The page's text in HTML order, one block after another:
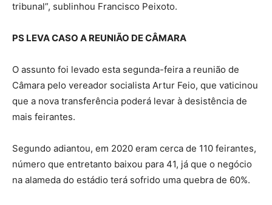
tribunal”, sublinhou Francisco Peixoto.
PS LEVA CASO A REUNIÃO DE CÂMARA
O assunto foi levado esta segunda-feira a reunião de
Câmara pelo vereador socialista Artur Feio, que vaticinou
que a nova transferência poderá levar à desistência de
mais feirantes.
Segundo adiantou, em 2020 eram cerca de 110 feirantes,
número que entretanto baixou para 41, já que o negócio
na alameda do estádio terá sofrido uma quebra de 60%.